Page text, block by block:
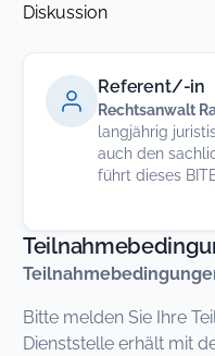
Diskussion
Referent/-in
Rechtsanwalt
langjährig
auch den
führt dieses
Bitte melden Sie Ihre
Dienststelle erhält mit